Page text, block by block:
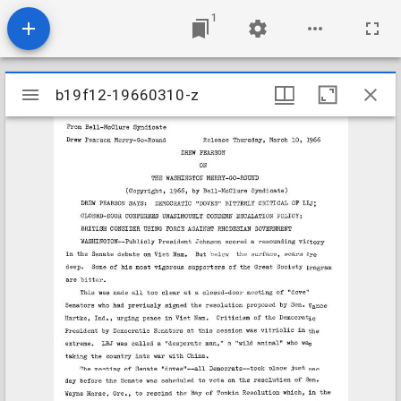
1
Mirador
viewer
b19f12-19660310-z
b19f12-19660310-z